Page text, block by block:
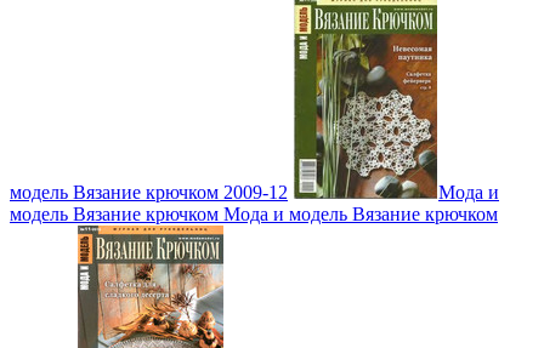
модель Вязание крючком 2009-12
Мода и
модель Вязание крючком Мода и модель Вязание крючком